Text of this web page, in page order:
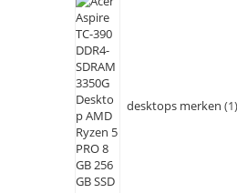
desktops merken 1